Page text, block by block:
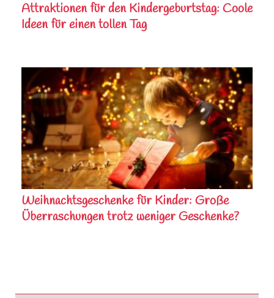
Attraktionen für den Kindergeburtstag: Coole
Ideen für einen tollen Tag
Weihnachtsgeschenke für Kinder: Große
Überraschungen trotz weniger Geschenke?